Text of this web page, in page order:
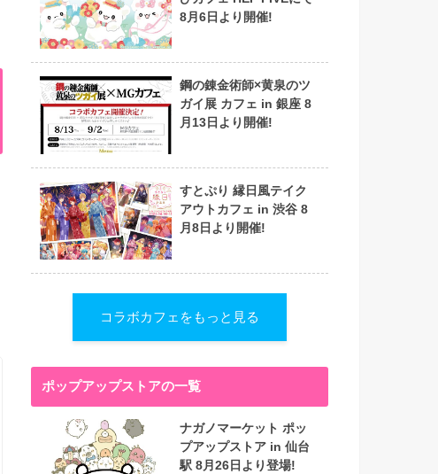
8月6日より開催!
鋼の錬金術師×黄泉のツ
ガイ展 カフェ in 銀座 8
月13日より開催!
すとぷり 縁日風テイク
アウトカフェ in 渋谷 8
月8日より開催!
コラボカフェをもっと見る
ポップアップストアの一覧
ナガノマーケット ポッ
プアップストア in 仙台
駅 8月26日より登場!